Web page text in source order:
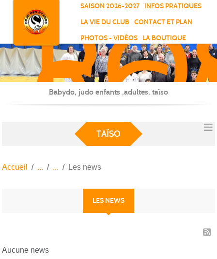
SAISON 2026-2027
INFOS PRATIQUES
LA VIE DU CLUB
CONTACT ET PLAN
PHOTOS - VIDÉOS
LA BOUTIQUE
-
-
Babydo, judo enfants ,adultes, taïso
TAÏSO
Accueil Les news
LES NEWS
Aucune news
Panneau de gestion des cookies